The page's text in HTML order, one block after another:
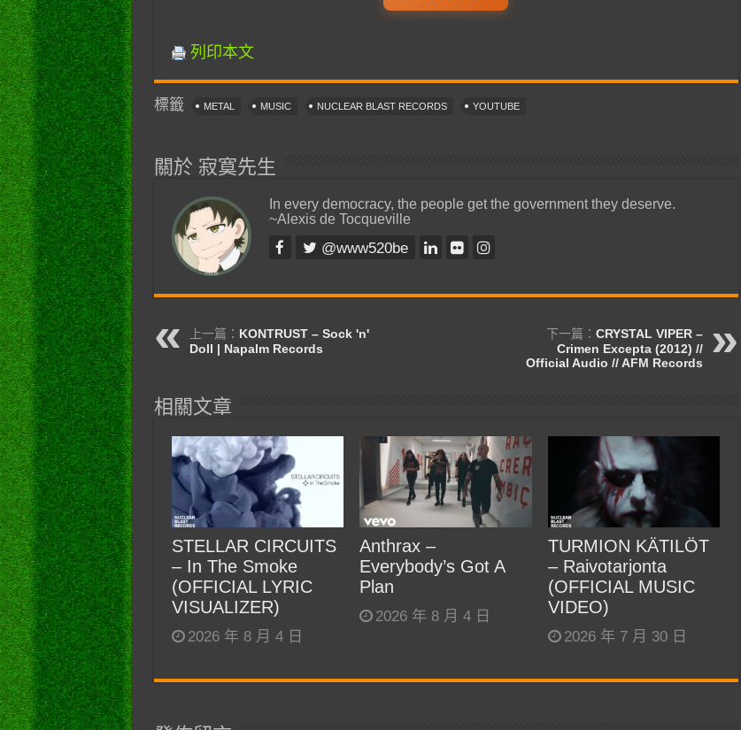
列印本文
標籤 METAL MUSIC NUCLEAR BLAST RECORDS YOUTUBE
關於 寂寞先生
In every democracy, the people get the government they deserve.
~Alexis de Tocqueville
@www520be
上一篇： KONTRUST – Sock 'n'
Doll | Napalm Records
下一篇： CRYSTAL VIPER –
Crimen Excepta (2012) //
Official Audio // AFM Records
相關文章
STELLAR CIRCUITS
– In The Smoke
(OFFICIAL LYRIC
VISUALIZER)
2026 年 8 月 4 日
Anthrax –
Everybody’s Got A
Plan
2026 年 8 月 4 日
TURMION KÄTILÖT
– Raivotarjonta
(OFFICIAL MUSIC
VIDEO)
2026 年 7 月 30 日